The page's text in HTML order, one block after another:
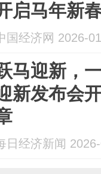
启马年新
国经济网 2026-
马迎新，
新发布会
日经济新闻